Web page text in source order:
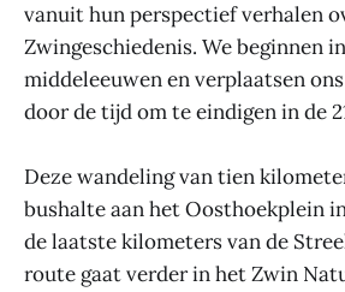
vanuit hun perspectief verhalen
Zwingeschiedenis. We beginnen
middeleeuwen en verplaatsen
door de tijd om te eindigen in de
Deze wandeling van tien
bushalte aan het Oosthoekplein
de laatste kilometers van de
route gaat verder in het Zwin